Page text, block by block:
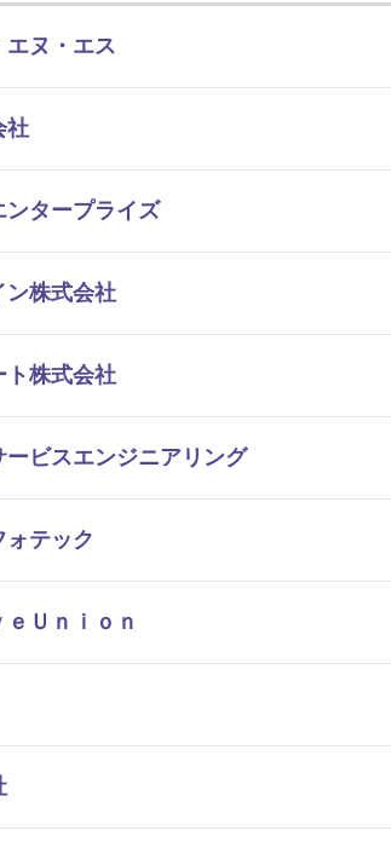
エヌ・エス
社
タープライズ
ン株式会社
ト株式会社
ビスエンジニアリング
テック
Ｕｎｉｏｎ